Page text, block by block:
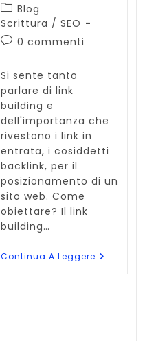
Categoria
dell'articolo:
Blog
Scrittura / SEO
Commenti
0 commenti
Si sente tanto
parlare di link
building e
dell'importanza che
rivestono i link in
entrata, i cosiddetti
backlink, per il
posizionamento di un
sito web. Come
obiettare? Il link
building…
Continua A LeggereLink
Building,